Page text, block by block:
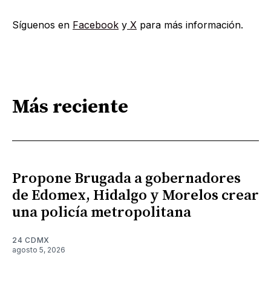
Síguenos en Facebook y X para más información.
Más reciente
Propone Brugada a gobernadores
de Edomex, Hidalgo y Morelos crear
una policía metropolitana
24 CDMX
agosto 5, 2026